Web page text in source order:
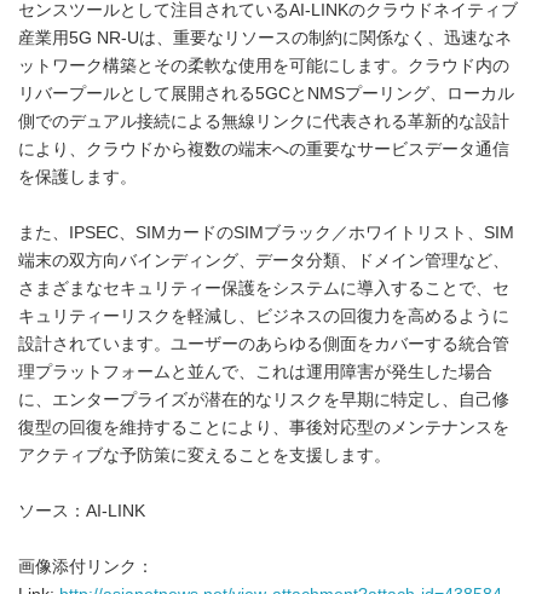
センスツールとして注目されているAI-LINKのクラウドネイティブ
産業用5G NR-Uは、重要なリソースの制約に関係なく、迅速なネ
ットワーク構築とその柔軟な使用を可能にします。クラウド内の
リバープールとして展開される5GCとNMSプーリング、ローカル
側でのデュアル接続による無線リンクに代表される革新的な設計
により、クラウドから複数の端末への重要なサービスデータ通信
を保護します。
また、IPSEC、SIMカードのSIMブラック／ホワイトリスト、SIM
端末の双方向バインディング、データ分類、ドメイン管理など、
さまざまなセキュリティー保護をシステムに導入することで、セ
キュリティーリスクを軽減し、ビジネスの回復力を高めるように
設計されています。ユーザーのあらゆる側面をカバーする統合管
理プラットフォームと並んで、これは運用障害が発生した場合
に、エンタープライズが潜在的なリスクを早期に特定し、自己修
復型の回復を維持することにより、事後対応型のメンテナンスを
アクティブな予防策に変えることを支援します。
ソース：AI-LINK
画像添付リンク：